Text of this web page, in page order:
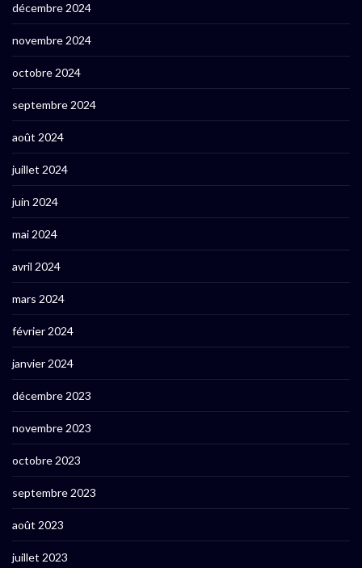
décembre 2024
novembre 2024
octobre 2024
septembre 2024
août 2024
juillet 2024
juin 2024
mai 2024
avril 2024
mars 2024
février 2024
janvier 2024
décembre 2023
novembre 2023
octobre 2023
septembre 2023
août 2023
juillet 2023